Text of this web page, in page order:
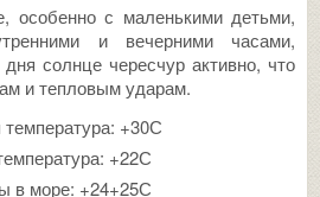
особенно с маленькими детьми,
и вечерними часами,
солнце чересчур активно, что
и тепловым ударам.
+30С
+22С
в море: +24+25С